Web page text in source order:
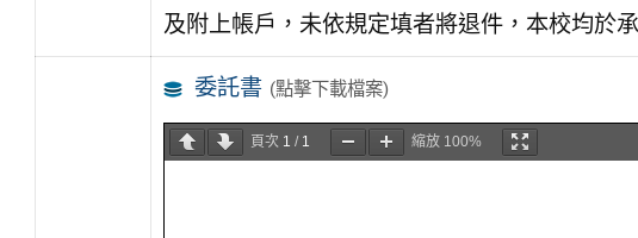
及附上帳戶，未依規定填者將退件，本校均於
委託書 (點擊下載檔案)
頁次 1 / 1 縮放 100%